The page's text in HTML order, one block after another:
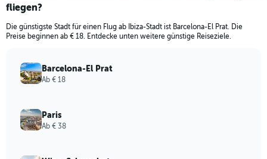
fliegen?
Die günstigste Stadt für einen Flug ab Ibiza-Stadt ist Barcelona-El Prat. Die
Preise beginnen ab € 18. Entdecke unten weitere günstige Reiseziele.
Barcelona-El Prat
Ab € 18
Paris
Ab € 38